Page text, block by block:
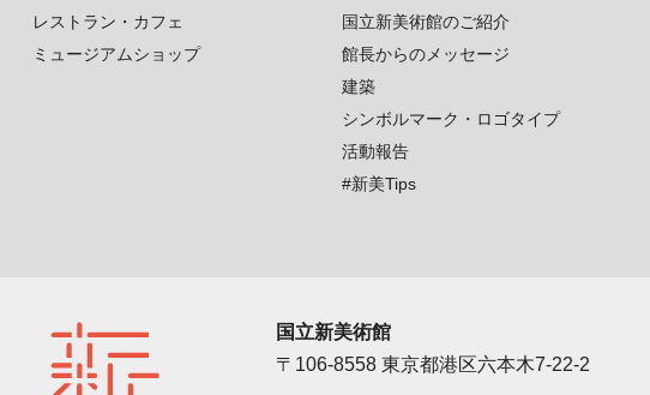
レストラン・カフェ
ミュージアムショップ
国立新美術館のご紹介
館長からのメッセージ
建築
シンボルマーク・ロゴタイプ
活動報告
#新美Tips
国立新美術館
〒106-8558 東京都港区六本木7-22-2